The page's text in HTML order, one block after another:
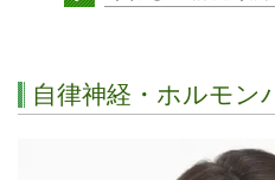
自律神経・ホルモン